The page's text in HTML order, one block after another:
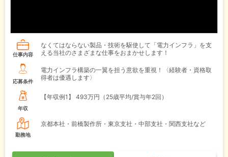
仕事内容
なくてはならない製品・技術を駆使して「電力インフラ」を支
える当社のさまざまな仕事をおまかせします！
応募条件
電力インフラ構築の一翼を担う意欲を重視！〈経験者・資格取
得者は優遇します〉
年収
【年収例1】 493万円（25歳平均/賞与年2回）
勤務地
京都本社・前橋製作所・東京支社・中部支社・関西支社など